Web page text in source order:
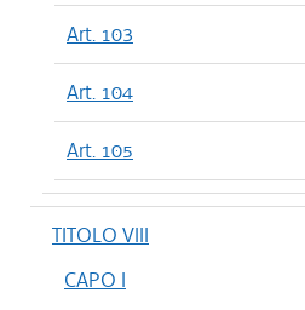
Art. 103
Art. 104
Art. 105
TITOLO VIII
CAPO I